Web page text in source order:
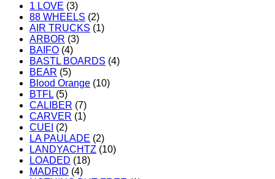
1 LOVE (3)
88 WHEELS (2)
AIR TRUCKS (1)
ARBOR (3)
BAIFO (4)
BASTL BOARDS (4)
BEAR (5)
Blood Orange (10)
BTFL (5)
CALIBER (7)
CARVER (1)
CUEI (2)
LA PAULADE (2)
LANDYACHTZ (10)
LOADED (18)
MADRID (4)